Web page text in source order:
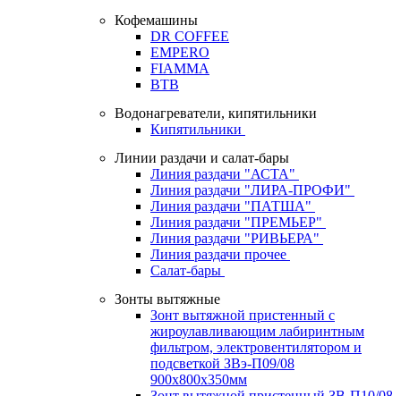
Кофемашины
DR COFFEE
EMPERO
FIAMMA
BTB
Водонагреватели, кипятильники
Кипятильники
Линии раздачи и салат-бары
Линия раздачи "АСТА"
Линия раздачи "ЛИРА-ПРОФИ"
Линия раздачи "ПАТША"
Линия раздачи "ПРЕМЬЕР"
Линия раздачи "РИВЬЕРА"
Линия раздачи прочее
Салат-бары
Зонты вытяжные
Зонт вытяжной пристенный с
жироулавливающим лабиринтным
фильтром, электровентилятором и
подсветкой ЗВэ-П09/08
900х800х350мм